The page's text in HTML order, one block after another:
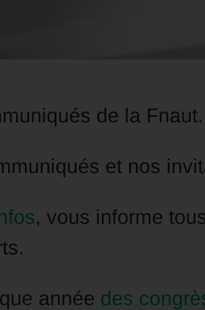
de la Fnaut.
et nos
, vous informe
année des